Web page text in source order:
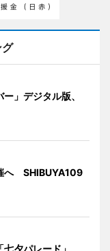
」デジタル版、
へ SHIBUYA109
七夕パレード」